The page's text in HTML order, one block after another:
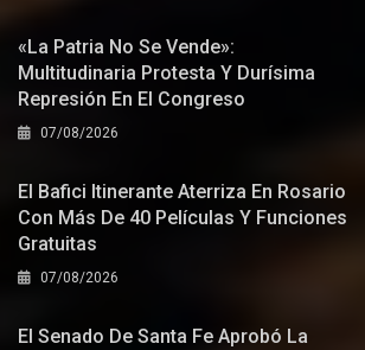
«La Patria No Se Vende»:
Multitudinaria Protesta Y Durísima
Represión En El Congreso
07/08/2026
El Bafici Itinerante Aterriza En Rosario
Con Más De 40 Películas Y Funciones
Gratuitas
07/08/2026
El Senado De Santa Fe Aprobó La